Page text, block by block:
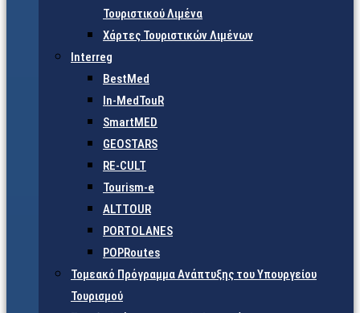
Τουριστικού Λιμένα
Χάρτες Τουριστικών Λιμένων
Interreg
BestMed
In-MedTouR
SmartMED
GEOSTARS
RE-CULT
Tourism-e
ALTTOUR
PORTOLANES
POPRoutes
Τομεακό Πρόγραμμα Ανάπτυξης του Υπουργείου
Τουρισμού